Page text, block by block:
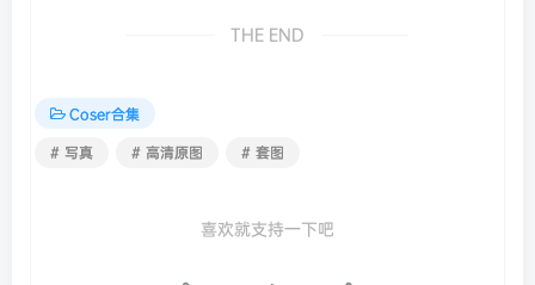
THE END
Coser合集
# 写真
# 高清原图 # 套图
喜欢就支持一下吧